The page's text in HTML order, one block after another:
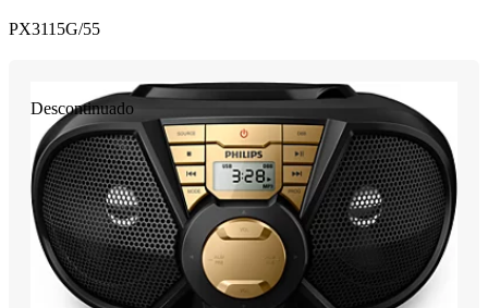
PX3115G/55
Descontinuado